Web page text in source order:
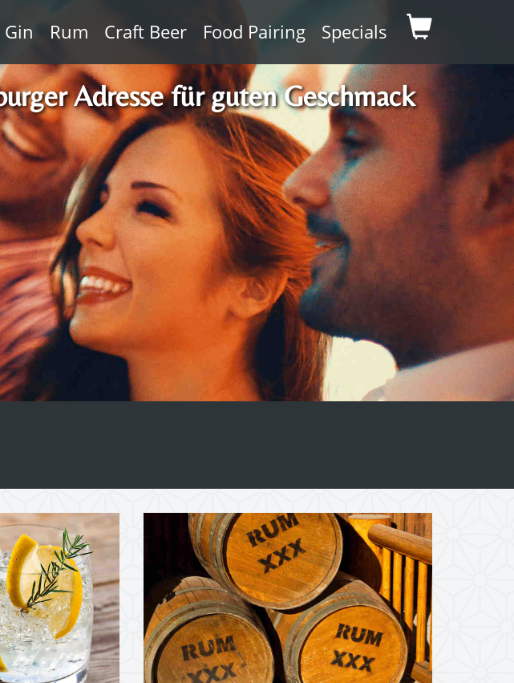
Gin Rum Craft Beer Food Pairing Specials
Adresse für guten Geschmack